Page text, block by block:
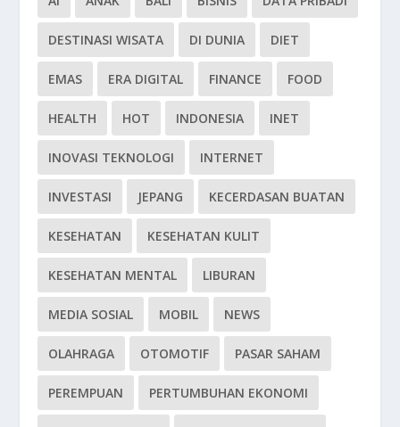
DESTINASI WISATA DI DUNIA DIET
EMAS ERA DIGITAL FINANCE FOOD
HEALTH HOT INDONESIA INET
INOVASI TEKNOLOGI INTERNET
INVESTASI JEPANG KECERDASAN BUATAN
KESEHATAN KESEHATAN KULIT
KESEHATAN MENTAL LIBURAN
MEDIA SOSIAL MOBIL NEWS
OLAHRAGA OTOMOTIF PASAR SAHAM
PEREMPUAN PERTUMBUHAN EKONOMI